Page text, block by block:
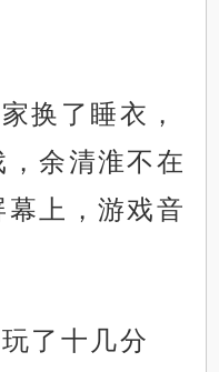
换了睡衣，
余清淮不在
上，游戏音
了十几分